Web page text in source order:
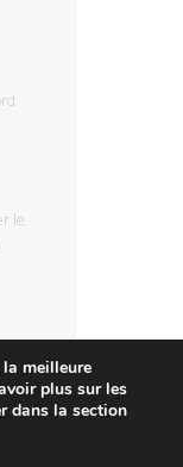
le
meilleure
plus sur les
dans la section